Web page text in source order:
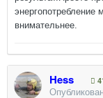
энергопотребление
внимательнее.
Hess